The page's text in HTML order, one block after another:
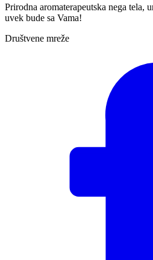
Prirodna aromaterapeutska nega tela,
uvek bude sa Vama!
Društvene mreže